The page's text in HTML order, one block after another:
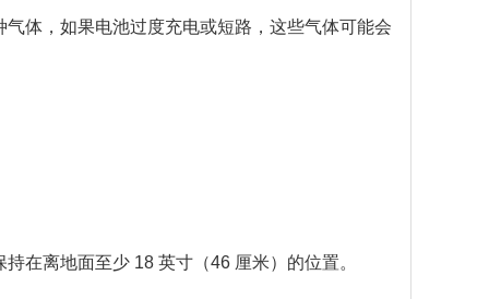
体，如果电池过度充电或短路，这些气体可能会
在离地面至少 18 英寸（46 厘米）的位置。